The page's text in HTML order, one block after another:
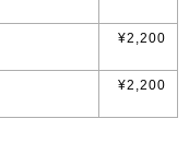
¥2,200
¥2,200